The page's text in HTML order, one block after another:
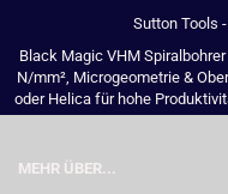
Sutton Tools
Black Magic VHM
N/mm², Microgeometrie &
oder Helica für hohe
MEHR ÜBER...